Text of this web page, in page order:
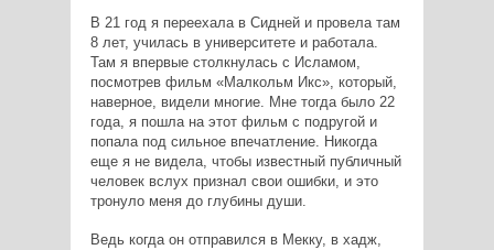
В 21 год я переехала в Сидней и провела там
8 лет, училась в университете и работала.
Там я впервые столкнулась с Исламом,
посмотрев фильм «Малкольм Икс», который,
наверное, видели многие. Мне тогда было 22
года, я пошла на этот фильм с подругой и
попала под сильное впечатление. Никогда
еще я не видела, чтобы известный публичный
человек вслух признал свои ошибки, и это
тронуло меня до глубины души.
Ведь когда он отправился в Мекку, в хадж,